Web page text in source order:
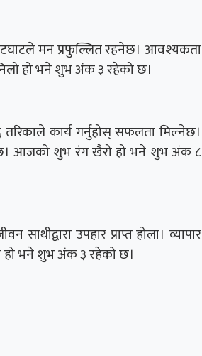
मन प्रफुल्लित रहनेछ। आवश्यकता
हो भने शुभ अंक ३ रहेको छ।
तरिकाले कार्य गर्नुहोस् सफलता मिल्नेछ।
आजको शुभ रंग खैरो हो भने शुभ अंक ८
उपहार प्राप्त होला। व्यापार
हो भने शुभ अंक ३ रहेको छ।